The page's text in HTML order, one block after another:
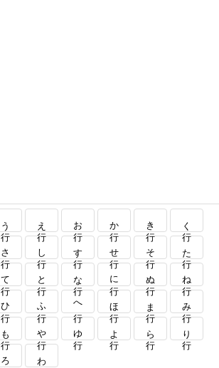
う行 え行 お行 か行 き行 く行
さ行 し行 す行 せ行 そ行 た行
て行 と行 な行 に行 ぬ行 ね行
ひ行 ふ行 へ行 ほ行 ま行 み行
も行 や行 ゆ行 よ行 ら行 り行
ろ行 わ行